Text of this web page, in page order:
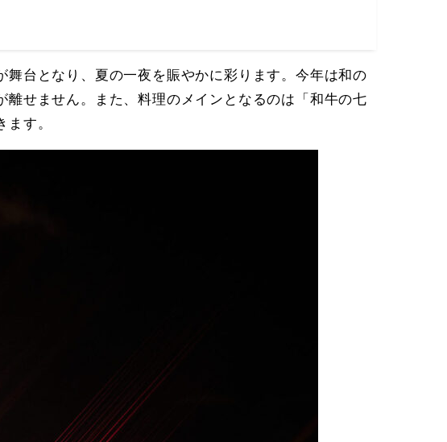
台となり、夏の一夜を賑やかに彩ります。今年は和の
せません。また、料理のメインとなるのは「和牛の七
す。